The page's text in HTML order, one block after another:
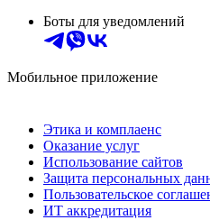
Боты для уведомлений
Мобильное приложение
Этика и комплаенс
Оказание услуг
Использование сайтов
Защита персональных
Пользовательское
ИТ аккредитация